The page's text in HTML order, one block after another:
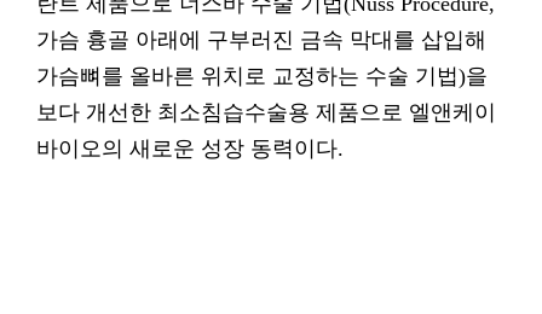
가슴 흉골 아래에 구부러진 금속 막대를 삽입해
가슴뼈를 올바른 위치로 교정하는 수술 기법)을
보다 개선한 최소침습수술용 제품으로 엘앤케이
바이오의 새로운 성장 동력이다.